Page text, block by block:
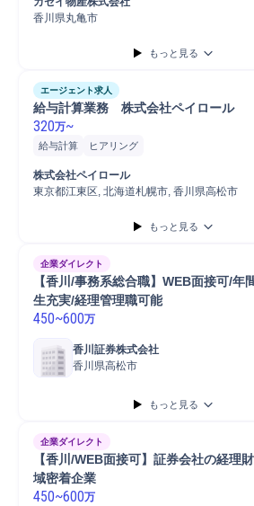
自動車/輸送機器
香川県丸亀市
もっと見る
エージェント求人
給与計算業務　株式会社ペイロール
320万~
給与計算 ヒアリング
株式会社ペイロール
東京都江東区, 北海道札幌市, 香川県高松市
もっと見る
企業ダイレクト
【香川/事務系総合職】WEB面接可/年
生充実/経理管理職可能
450~600万
香川証券株式会社
香川県高松市
もっと見る
企業ダイレクト
【香川/WEB面接可】証券会社の経理
域密着企業
450~600万